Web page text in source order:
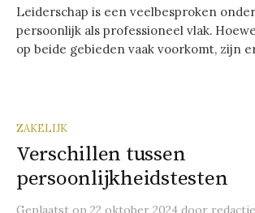
Leiderschap is een veelbesproken
persoonlijk als professioneel vlak.
op beide gebieden vaak voorkomt, zijn
ZAKELIJK
Verschillen tussen
persoonlijkheidstesten
Geplaatst op 22 oktober 2024 door redactie